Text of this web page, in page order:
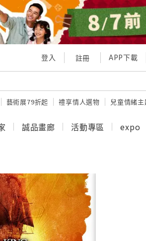
登入 註冊 APP下載
藝術展79折起 禮享情人選物 兒童情緒
誠品畫廊 活動專區 expo